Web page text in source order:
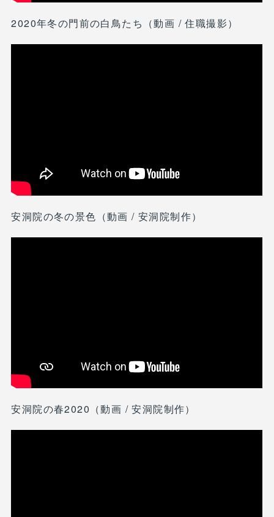
2020年冬の門前の白鳥たち（動画 / 住職撮影）
安洞院の冬の景色（動画 / 安洞院制作）
安洞院の春2020（動画 / 安洞院制作）